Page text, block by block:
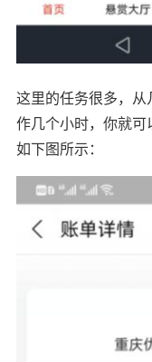
这里的任务很多，
作几个小时，你就可
如下图所示：